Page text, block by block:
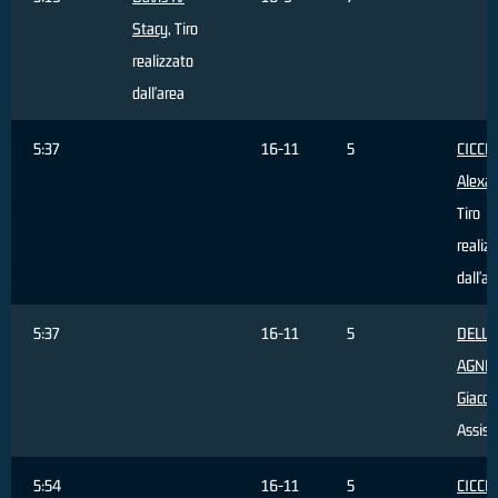
Stacy, Tiro
realizzato
dall'area
5:37 16-11 5
Tiro
5:37 16-11 5
DELL'
Assist
5:54 16-11 5